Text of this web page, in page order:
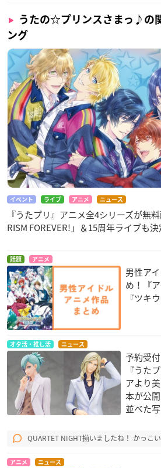
うたの☆プリンスさまっ♪の
ング
イベント ライブ アニメ ニュース
『うたプリ』アニメ全4シリーズが無
RISM FOREVER!」＆15周年ライブも決
話題 アニメ
男性ア
め！『
『ツキ
オタ活・推し活 ニュース
予約受
『うた
アより
本が公
並べた
QUARTET NIGHT揃いましたね！ かっこ
アニメ ニュース